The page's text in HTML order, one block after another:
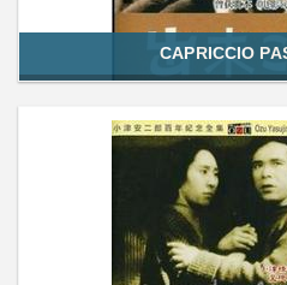
CAPRICCIO